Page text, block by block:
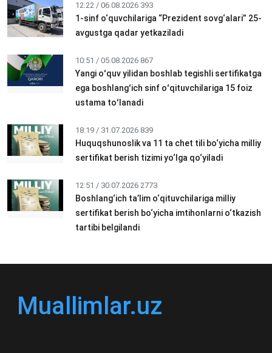
12:22 / 06.08.2026 393
1-sinf o‘quvchilariga “Prezident sovg‘alari” 25-
avgustga qadar yetkaziladi
10:51 / 05.08.2026 867
Yangi oʻquv yilidan boshlab tegishli sertifikatga
ega boshlangʻich sinf oʻqituvchilariga 15 foiz
ustama toʻlanadi
18:19 / 31.07.2026 839
Huquqshunoslik va 11 ta chet tili bo‘yicha milliy
sertifikat berish tizimi yo‘lga qo‘yiladi
12:51 / 30.07.2026 2773
Boshlang‘ich ta’lim o‘qituvchilariga milliy
sertifikat berish bo‘yicha imtihonlarni o‘tkazish
tartibi belgilandi
Muallimlar.uz